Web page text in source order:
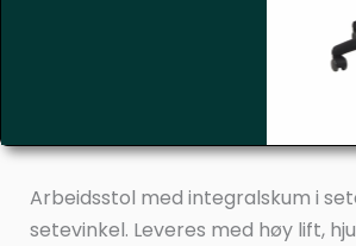
Arbeidsstol med integralskum i
setevinkel. Leveres med høy lift,